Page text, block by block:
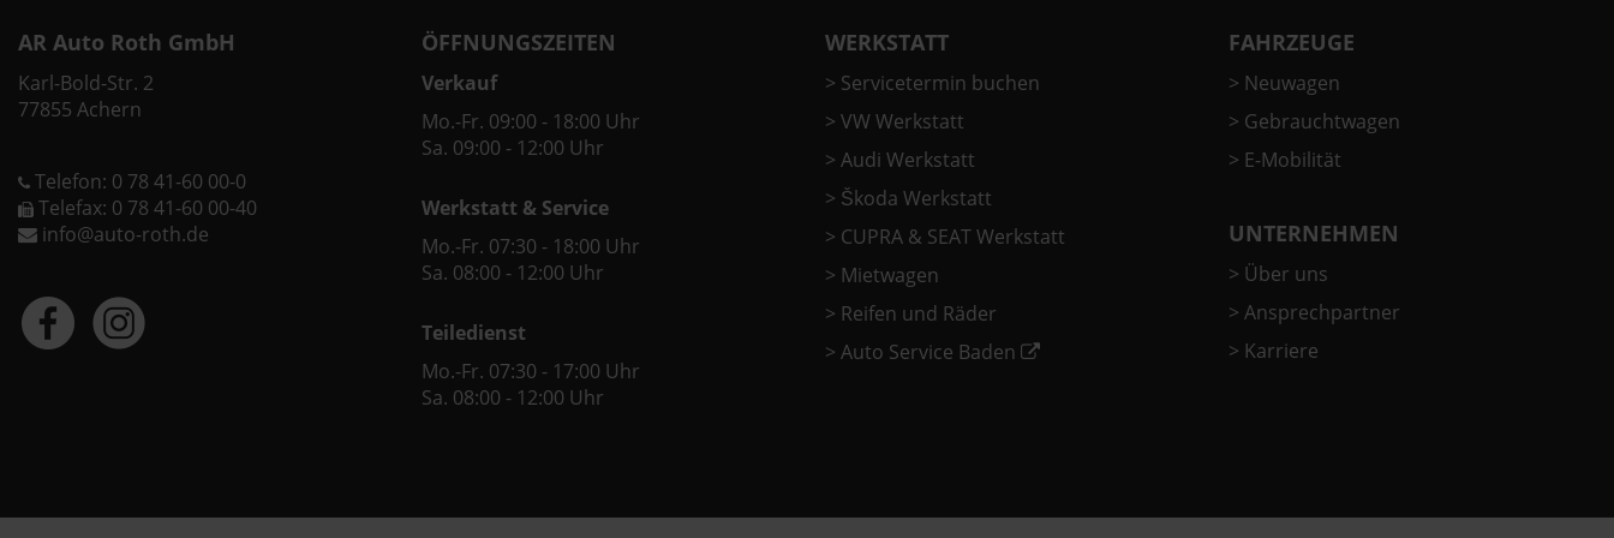
AR Auto Roth GmbH
Karl-Bold-Str. 2
77855 Achern
Telefon: 0 78 41-60 00-0
Telefax: 0 78 41-60 00-40
info@auto-roth.de
ÖFFNUNGSZEITEN
Verkauf
Mo.-Fr. 09:00 - 18:00 Uhr
Sa. 09:00 - 12:00 Uhr
Werkstatt & Service
Mo.-Fr. 07:30 - 18:00 Uhr
Sa. 08:00 - 12:00 Uhr
Teiledienst
Mo.-Fr. 07:30 - 17:00 Uhr
Sa. 08:00 - 12:00 Uhr
WERKSTATT
> Servicetermin buchen
> VW Werkstatt
> Audi Werkstatt
> Škoda Werkstatt
> CUPRA & SEAT Werkstatt
> Mietwagen
> Reifen und Räder
> Auto Service Baden
FAHRZEUGE
> Neuwagen
> Gebrauchtwagen
> E-Mobilität
UNTERNEHMEN
> Über uns
> Ansprechpartner
> Karriere